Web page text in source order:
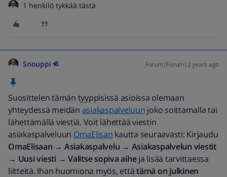
1 henkilö tykkää tästä
Snouppi Forum|Forum|2 years ago
Suosittelen tämän tyyppisissä asioissa olemaan
yhteydessä meidän asiakaspalveluun joko soittamalla tai
lähettämällä viestiä. Voit lähettää viestin
asiakaspalveluun OmaElisan kautta seuraavasti: Kirjaudu
OmaElisaan → Asiakaspalvelu → Asiakaspalvelun viestit
→ Uusi viesti → Valitse sopiva aiheja lisää tarvittaessa
liitteitä. Ihan huomiona myös, ettätämä on julkinen